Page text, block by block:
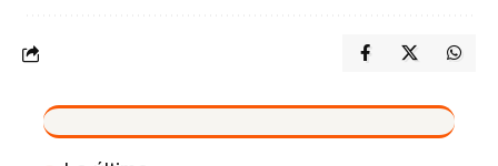
VIVO